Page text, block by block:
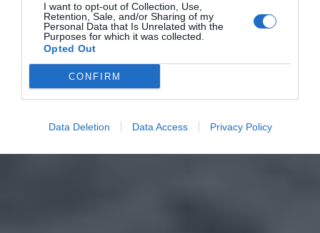
I want to opt-out of Collection, Use,
Retention, Sale, and/or Sharing of my
Personal Data that Is Unrelated with the
Purposes for which it was collected.
Opted Out
CONFIRM
Data Deletion Data Access Privacy Policy